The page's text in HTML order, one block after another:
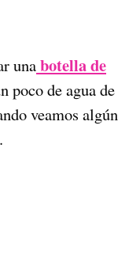
unabotella de
poco de agua de
veamos algún